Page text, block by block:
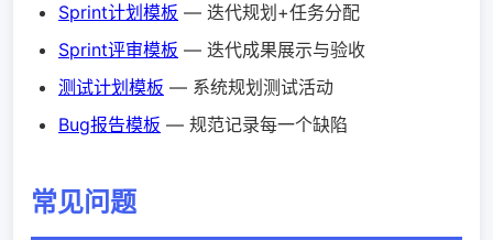
Sprint计划模板 — 迭代规划+任务分配
Sprint评审模板 — 迭代成果展示与验收
测试计划模板 — 系统规划测试活动
Bug报告模板 — 规范记录每一个缺陷
常见问题